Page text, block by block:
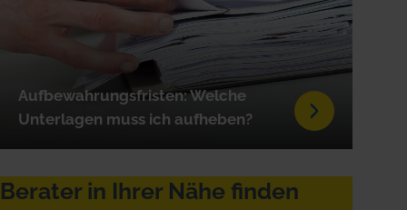
Aufbewahrungsfristen: Welche
Unterlagen muss ich aufheben?
Berater in Ihrer Nähe finden